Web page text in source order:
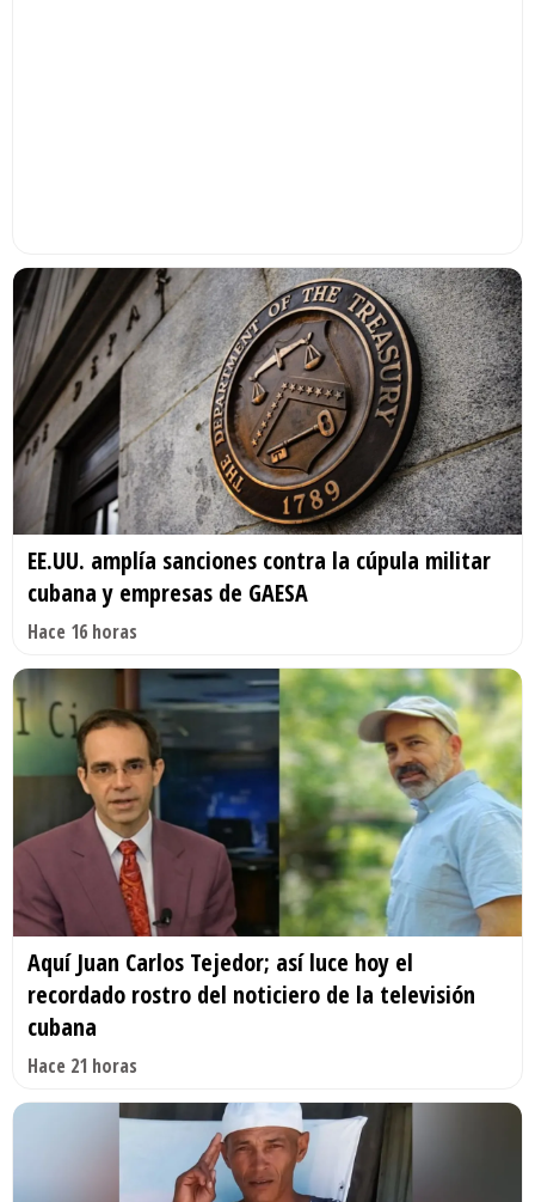
EE.UU. amplía sanciones contra la cúpula militar
cubana y empresas de GAESA
Hace 16 horas
Aquí Juan Carlos Tejedor; así luce hoy el
recordado rostro del noticiero de la televisión
cubana
Hace 21 horas